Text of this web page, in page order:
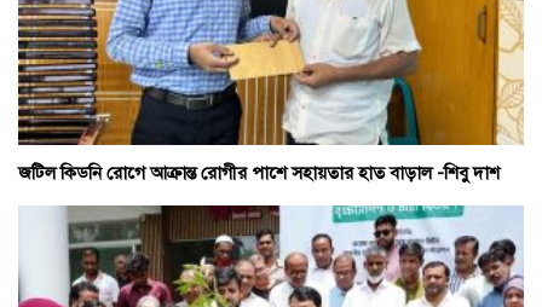
জটিল কিডনি রোগে আক্রান্ত রোগীর পাশে সহায়তার হাত বাড়াল -শিবু দাশ